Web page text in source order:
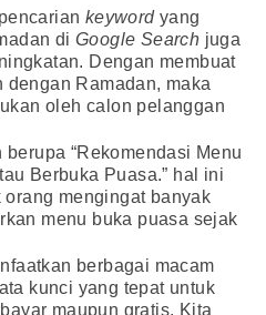
keywordyang
di Google Search juga
Dengan membuat
dengan Ramadan, maka
oleh calon pelanggan
“Rekomendasi Menu
Berbuka Puasa.” hal ini
mengingat banyak
menu buka puasa sejak
berbagai macam
kunci yang tepat untuk
maupun gratis. Kita